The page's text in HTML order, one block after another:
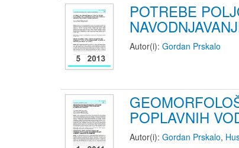
POTREBE
Autor(i): Gordan Prskalo
POPLAVNIH
Autor(i): Gordan Prskalo,